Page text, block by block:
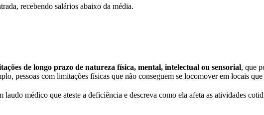
recebendo salários abaixo da média.
de longo prazo de natureza física, mental, intelectual ou sensorial, que
pessoas com limitações físicas que não conseguem se locomover em locais que
médico que ateste a deficiência e descreva como ela afeta as atividades